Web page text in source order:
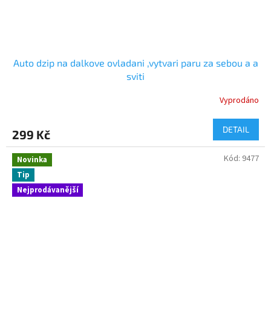
Auto dzip na dalkove ovladani ,vytvari paru za sebou a a
sviti
Vyprodáno
299 Kč DETAIL
Novinka
Tip
Nejprodávanější
Kód: 9477